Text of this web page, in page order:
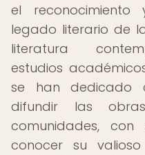
el
legado literario de
literatura
estudios
se han dedicado
difundir las
comunidades,
conocer su